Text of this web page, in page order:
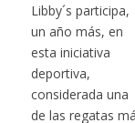
Libby´s participa,
un año más, en
esta iniciativa
deportiva,
considerada una
de las regatas